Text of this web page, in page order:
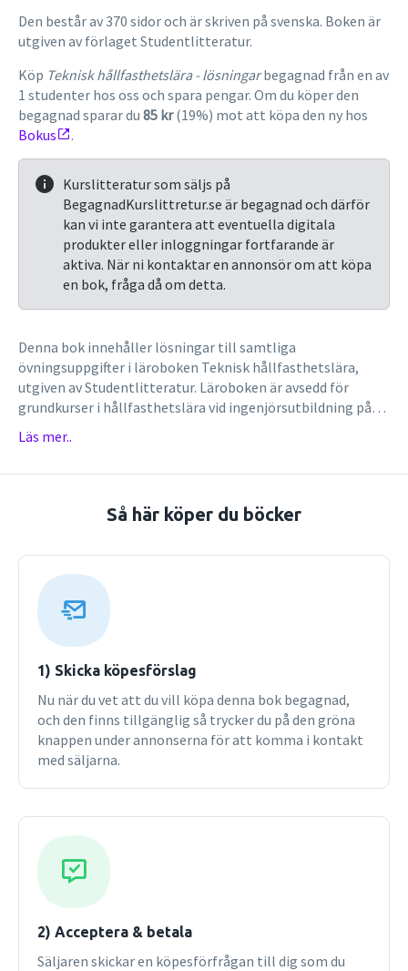
Den består av 370 sidor och är skriven på svenska. Boken är
utgiven av förlaget Studentlitteratur.
Köp Teknisk hållfasthetslära - lösningarbegagnad från en av
1 studenter hos oss och spara pengar. Om du köper den
begagnad sparar du 85 kr(19%) mot att köpa den ny hos
Bokus
.
Kurslitteratur som säljs på
BegagnadKurslittretur.se är begagnad och därför
kan vi inte garantera att eventuella digitala
produkter eller inloggningar fortfarande är
aktiva. När ni kontaktar en annonsör om att köpa
en bok, fråga då om detta.
Denna bok innehåller lösningar till samtliga
övningsuppgifter i läroboken Teknisk hållfasthetslära,
utgiven av Studentlitteratur. Läroboken är avsedd för
grundkurser i hållfasthetslära vid ingenjörsutbildning på
eftergymnasial nivå.Läroboken, liksom dessa lösningar, tar
upp grundläggande begrepp inom hållfasthetsläran,
statiskt bestämda och statiskt obestämda stångbärverk
behandlas. Vridna axlar med olika tvärsnitt (cirkulära och
obestämd uppläggning analyseras med avseende på
spänningar och deformationer. Stabilitet, svängning,
utmattning och fleraxlig spänning studeras. Sista kapitlet
behandlar energimetoder (med bl.a. Castiglianos sats).
Som supplement till läroboken medföljer en
antal övningsuppgifter med svar; totalt 374 stycken. I
Teknisk hållfasthetslära  Lösningar ges lösningar till
samtliga övningsuppgifter i läroboken. Lösningarna
kommenteras och i många fall ges alternativa
lösningssätt.Tredje upplagan
Läs mer..
Så här köper du böcker
1) Skicka köpesförslag
Nu när du vet att du vill köpa denna bok begagnad,
och den finns tillgänglig så trycker du på den gröna
knappen under annonserna för att komma i kontakt
med säljarna.
2) Acceptera & betala
Säljaren skickar en köpesförfrågan till dig som du